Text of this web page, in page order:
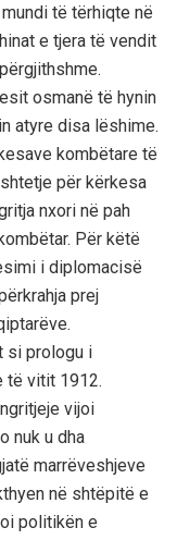
të tërhiqte në
e tjera të vendit
osmanë të hynin
atyre disa lëshime.
kombëtare të
për kërkesa
nxori në pah
Për këtë
i diplomacisë
prej
si prologu i
të vitit 1912.
vijoi
nuk u dha
marrëveshjeve
në shtëpitë e
politikën e